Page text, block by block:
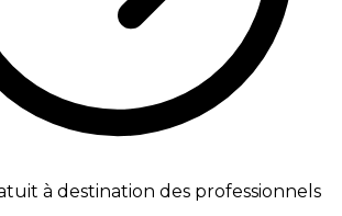
à destination des professionnels